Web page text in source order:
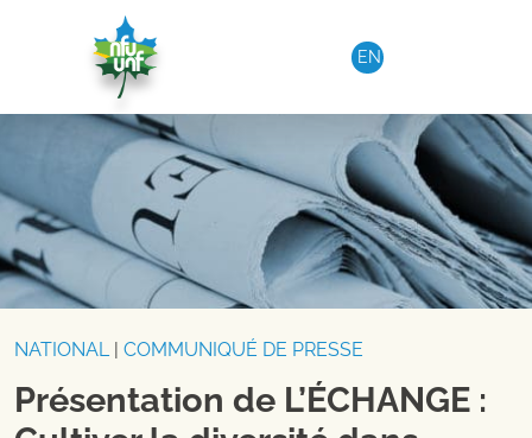
Aller au contenu
EN
NATIONAL| COMMUNIQUÉ DE PRESSE
Présentation de L’ÉCHANGE :